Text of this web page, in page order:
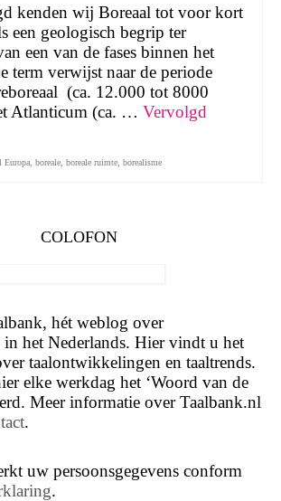
kenden wij Boreaal tot voor kort
een geologisch begrip ter
een van de fases binnen het
term verwijst naar de periode
(ca. 12.000 tot 8000
Atlanticum (ca. … Vervolgd
Europa boreale boreale ruimte borealisme
COLOFON
hét weblog over
in het Nederlands. Hier vindt u het
taalontwikkelingen en taaltrends.
elke werkdag het ‘Woord van de
Meer informatie over Taalbank.nl
.
uw persoonsgegevens conform
.